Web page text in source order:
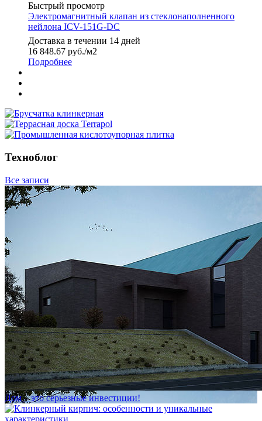
Быстрый просмотр
Электромагнитный клапан из стеклонаполненного
нейлона ICV-151G-DC
Доставка в течении 14 дней
16 848.67 руб./м2
Подробнее
Техноблог
Все записи
Дом – это серьезные инвестиции!